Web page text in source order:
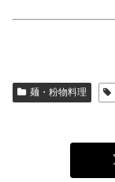
麺・粉物料理